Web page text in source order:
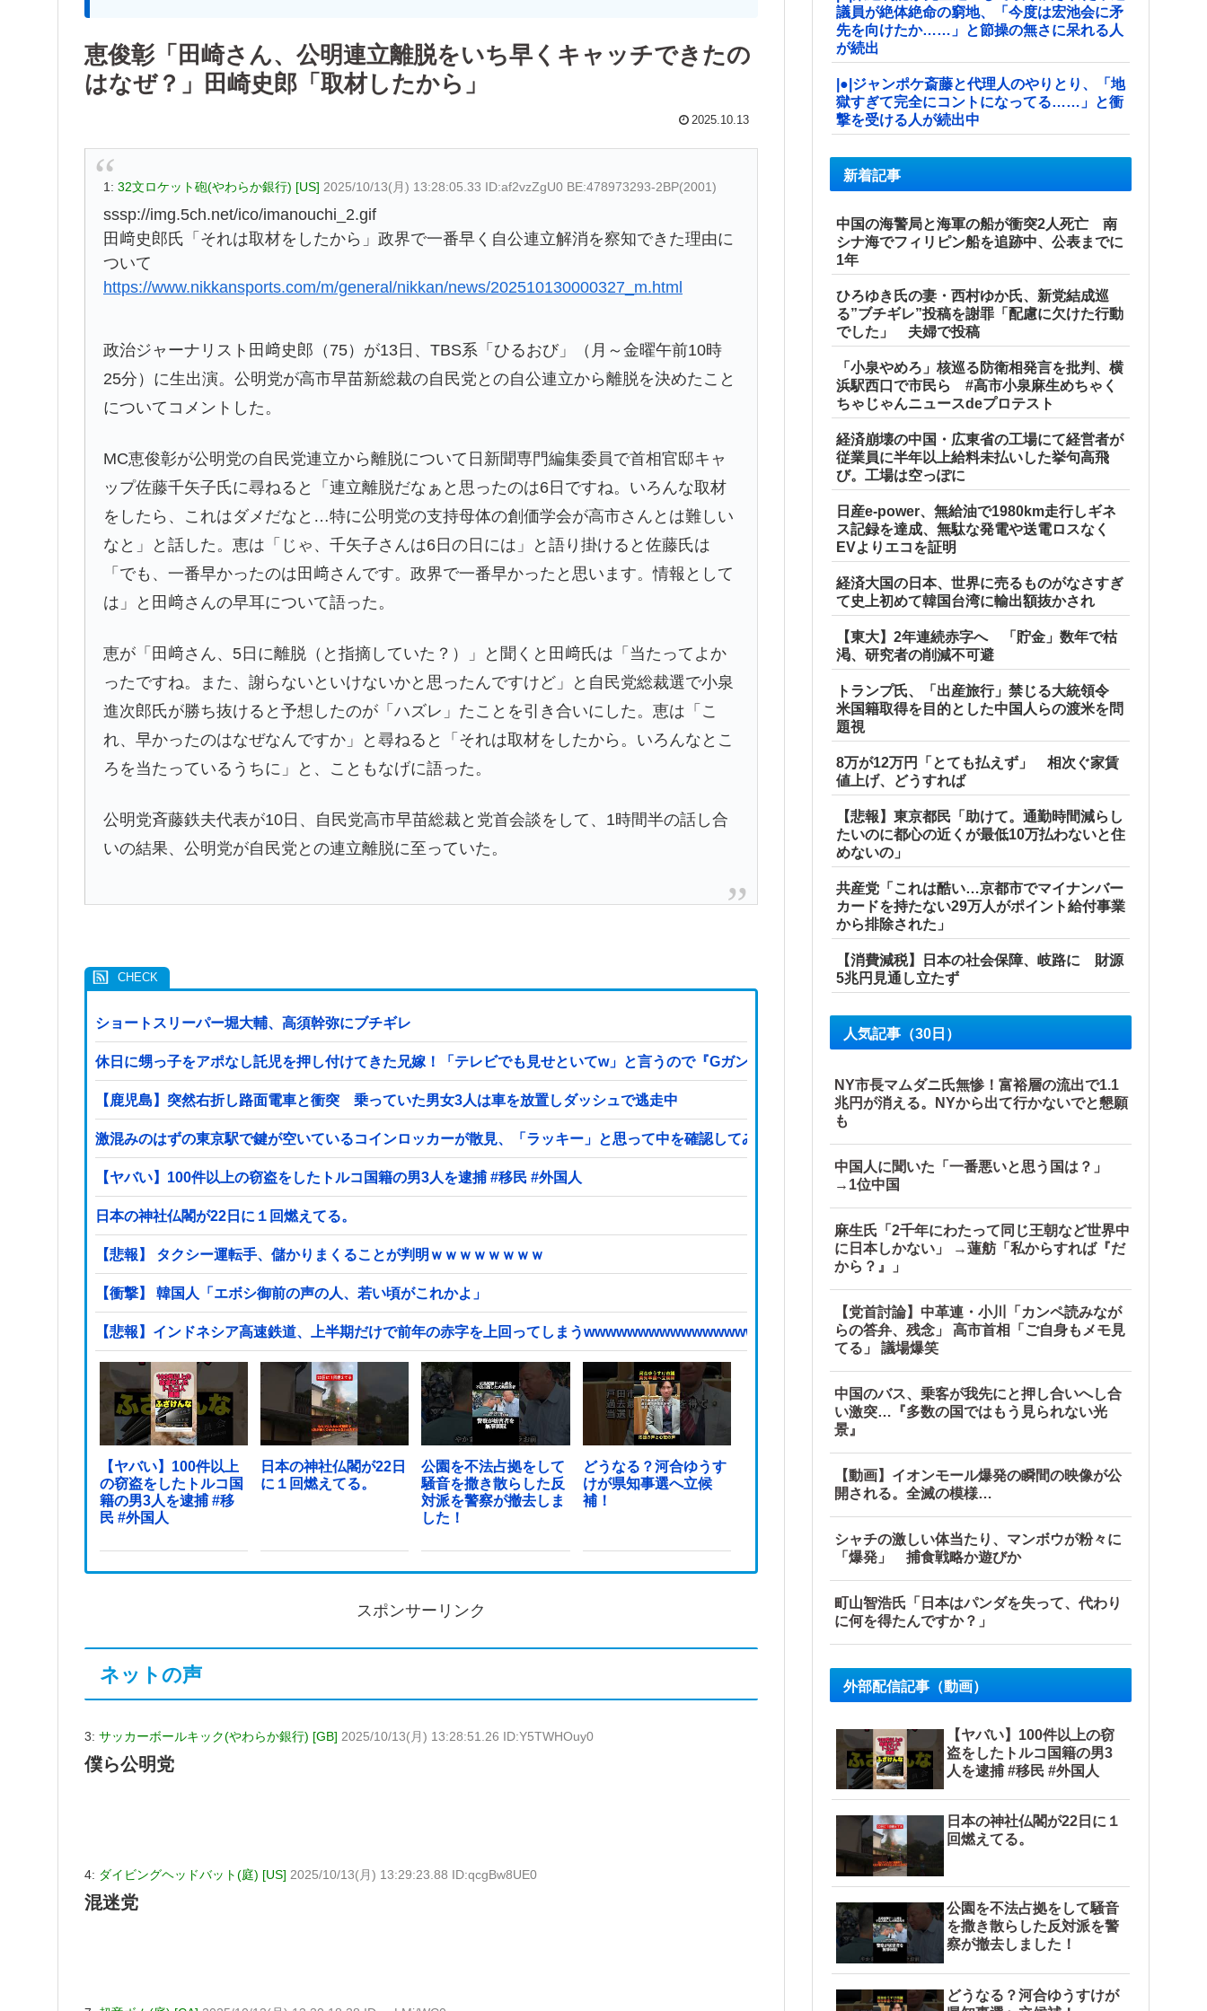
恵俊彰「田崎さん、公明連立離脱をいち早くキャッチできたの
はなぜ？」田崎史郎「取材したから」
2025.10.13
1: 32文ロケット砲(やわらか銀行) [US] 2025/10/13(月) 13:28:05.33 ID:af2vzZgU0 BE:478973293-2BP(2001)
sssp://img.5ch.net/ico/imanouchi_2.gif
田﨑史郎氏「それは取材をしたから」政界で一番早く自公連立解消を察知できた理由に
ついて
https://www.nikkansports.com/m/general/nikkan/news/202510130000327_m.html
政治ジャーナリスト田﨑史郎（75）が13日、TBS系「ひるおび」（月～金曜午前10時
25分）に生出演。公明党が高市早苗新総裁の自民党との自公連立から離脱を決めたこと
についてコメントした。
MC恵俊彰が公明党の自民党連立から離脱について日新聞専門編集委員で首相官邸キャ
ップ佐藤千矢子氏に尋ねると「連立離脱だなぁと思ったのは6日ですね。いろんな取材
をしたら、これはダメだなと…特に公明党の支持母体の創価学会が高市さんとは難しい
なと」と話した。恵は「じゃ、千矢子さんは6日の日には」と語り掛けると佐藤氏は
「でも、一番早かったのは田﨑さんです。政界で一番早かったと思います。情報として
は」と田﨑さんの早耳について語った。
恵が「田﨑さん、5日に離脱（と指摘していた？）」と聞くと田﨑氏は「当たってよか
ったですね。また、謝らないといけないかと思ったんですけど」と自民党総裁選で小泉
進次郎氏が勝ち抜けると予想したのが「ハズレ」たことを引き合いにした。恵は「こ
れ、早かったのはなぜなんですか」と尋ねると「それは取材をしたから。いろんなとこ
ろを当たっているうちに」と、こともなげに語った。
公明党斉藤鉄夫代表が10日、自民党高市早苗総裁と党首会談をして、1時間半の話し合
いの結果、公明党が自民党との連立離脱に至っていた。
ショートスリーパー堀大輔、高須幹弥にブチギレ
休日に甥っ子をアポなし託児を押し付けてきた兄嫁！「テレビでも見せといてw」と言うので『Gガンダム』を一気見させた結果……甥っ子が重度の中二病を発症して家で
【鹿児島】突然右折し路面電車と衝突 乗っていた男女3人は車を放置しダッシュで逃走中
激混みのはずの東京駅で鍵が空いているコインロッカーが散見、「ラッキー」と思って中を確認してみると……
【ヤバい】100件以上の窃盗をしたトルコ国籍の男3人を逮捕 #移民 #外国人
日本の神社仏閣が22日に１回燃えてる。
【悲報】 タクシー運転手、儲かりまくることが判明ｗｗｗｗｗｗｗｗ
【衝撃】 韓国人「エボシ御前の声の人、若い頃がこれかよ」
【悲報】インドネシア高速鉄道、上半期だけで前年の赤字を上回ってしまうwwwwwwwwwwwwwwwwwwwwwwwwwwwwwwwwwwwwwwwwwwwww他
【ヤバい】100件以上
の窃盗をしたトルコ国
籍の男3人を逮捕 #移
民 #外国人
日本の神社仏閣が22日
に１回燃えてる。
公園を不法占拠をして
騒音を撒き散らした反
対派を警察が撤去しま
した！
どうなる？河合ゆうす
けが県知事選へ立候
補！
スポンサーリンク
ネットの声
3: サッカーボールキック(やわらか銀行) [GB] 2025/10/13(月) 13:28:51.26 ID:Y5TWHOuy0
僕ら公明党
4: ダイビングヘッドバット(庭) [US] 2025/10/13(月) 13:29:23.88 ID:qcgBw8UE0
混迷党
議員が絶体絶命の窮地、「今度は宏池会に矛
先を向けたか……」と節操の無さに呆れる人
が続出
|●|ジャンポケ斎藤と代理人のやりとり、「地
獄すぎて完全にコントになってる……」と衝
撃を受ける人が続出中
新着記事
中国の海警局と海軍の船が衝突2人死亡 南
シナ海でフィリピン船を追跡中、公表までに
1年
ひろゆき氏の妻・西村ゆか氏、新党結成巡
る”ブチギレ”投稿を謝罪「配慮に欠けた行動
でした」 夫婦で投稿
「小泉やめろ」核巡る防衛相発言を批判、横
浜駅西口で市民ら #高市小泉麻生めちゃく
ちゃじゃんニュースdeプロテスト
経済崩壊の中国・広東省の工場にて経営者が
従業員に半年以上給料未払いした挙句高飛
び。工場は空っぽに
日産e-power、無給油で1980km走行しギネ
ス記録を達成、無駄な発電や送電ロスなく
EVよりエコを証明
経済大国の日本、世界に売るものがなさすぎ
て史上初めて韓国台湾に輸出額抜かされ
【東大】2年連続赤字へ 「貯金」数年で枯
渇、研究者の削減不可避
トランプ氏、「出産旅行」禁じる大統領令
米国籍取得を目的とした中国人らの渡米を問
題視
8万が12万円「とても払えず」 相次ぐ家賃
値上げ、どうすれば
【悲報】東京都民「助けて。通勤時間減らし
たいのに都心の近くが最低10万払わないと住
めないの」
共産党「これは酷い…京都市でマイナンバー
カードを持たない29万人がポイント給付事業
から排除された」
【消費減税】日本の社会保障、岐路に 財源
5兆円見通し立たず
人気記事（30日）
NY市長マムダニ氏無惨！富裕層の流出で1.1
兆円が消える。NYから出て行かないでと懇願
も
中国人に聞いた「一番悪いと思う国は？」
→1位中国
麻生氏「2千年にわたって同じ王朝など世界中
に日本しかない」 →蓮舫「私からすれば『だ
から？』」
【党首討論】中革連・小川「カンペ読みなが
らの答弁、残念」 高市首相「ご自身もメモ見
てる」 議場爆笑
中国のバス、乗客が我先にと押し合いへし合
い激突…『多数の国ではもう見られない光
景』
【動画】イオンモール爆発の瞬間の映像が公
開される。全滅の模様…
シャチの激しい体当たり、マンボウが粉々に
「爆発」 捕食戦略か遊びか
町山智浩氏「日本はパンダを失って、代わり
に何を得たんですか？」
外部配信記事（動画）
【ヤバい】100件以上の窃
盗をしたトルコ国籍の男3
人を逮捕 #移民 #外国人
日本の神社仏閣が22日に１
回燃えてる。
公園を不法占拠をして騒音
を撒き散らした反対派を警
察が撤去しました！
どうなる？河合ゆうすけが